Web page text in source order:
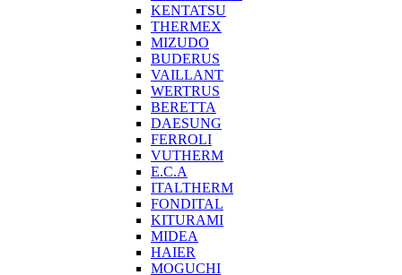
KENTATSU
THERMEX
MIZUDO
BUDERUS
VAILLANT
WERTRUS
BERETTA
DAESUNG
FERROLI
VUTHERM
E.C.A
ITALTHERM
FONDITAL
KITURAMI
MIDEA
HAIER
MOGUCHI